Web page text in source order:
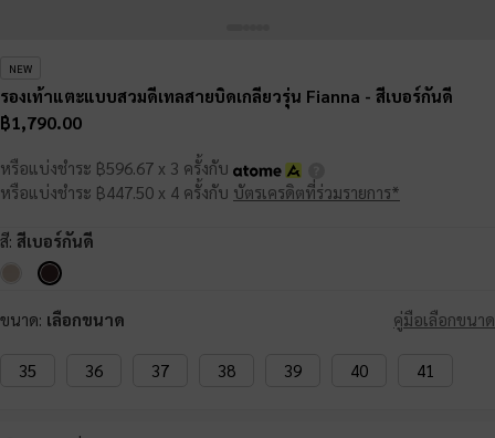
NEW
รองเท้าแตะแบบสวมดีเทลสายบิดเกลียวรุ่น Fianna - สีเบอร์กันดี
฿1,790.00
หรือแบ่งชำระ ฿596.67 x 3 ครั้งกับ
หรือแบ่งชำระ ฿447.50 x 4 ครั้งกับ บัตรเครดิตที่ร่วมรายการ*
สี: สีเบอร์กันดี
ขนาด: เลือกขนาด คู่มือเลือกขนาด
35 36 37 38 39 40 41